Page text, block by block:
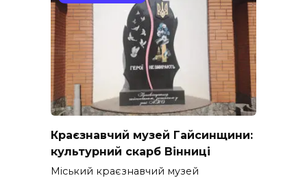
Краєзнавчий музей Гайсинщини:
культурний скарб Вінниці
Міський краєзнавчий музей